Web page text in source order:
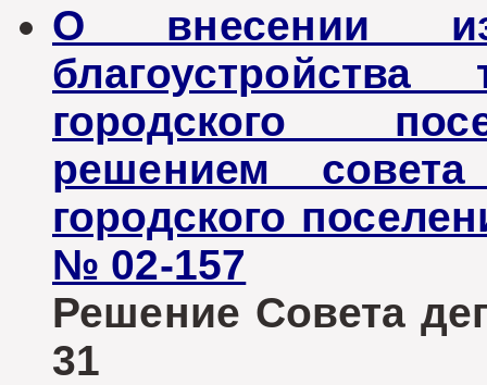
О внесении
благоустройства
городского
решением совета
городского
№ 02-157
Решение Совета
31